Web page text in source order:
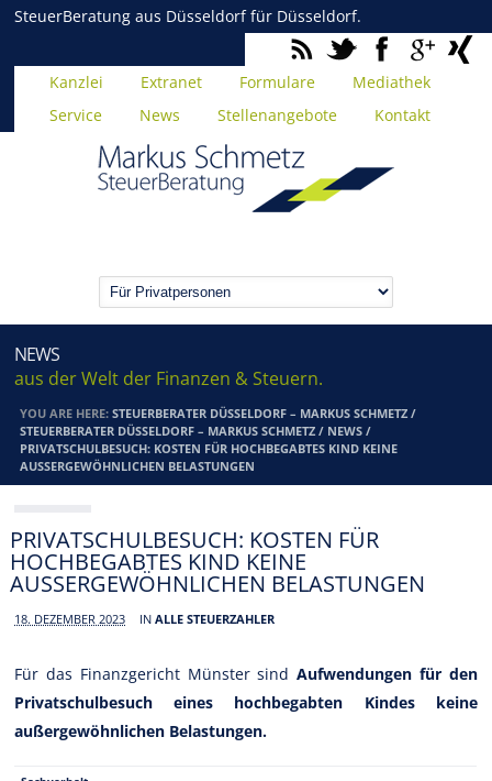
SteuerBeratung aus Düsseldorf für Düsseldorf.
Kanzlei Extranet Formulare
Mediathek
Service
News Stellenangebote Kontakt
NEWS
aus der Welt der Finanzen & Steuern.
YOU ARE HERE:STEUERBERATER DÜSSELDORF – MARKUS SCHMETZ /
STEUERBERATER DÜSSELDORF – MARKUS SCHMETZ / NEWS /
PRIVATSCHULBESUCH: KOSTEN FÜR HOCHBEGABTES KIND KEINE
AUSSERGEWÖHNLICHEN BELASTUNGEN
PRIVATSCHULBESUCH: KOSTEN FÜR
HOCHBEGABTES KIND KEINE
AUSSERGEWÖHNLICHEN BELASTUNGEN
18. DEZEMBER 2023 INALLE STEUERZAHLER
Für das Finanzgericht Münster sindAufwendungen für den
Privatschulbesuch eines hochbegabten Kindes keine
außergewöhnlichen Belastungen.